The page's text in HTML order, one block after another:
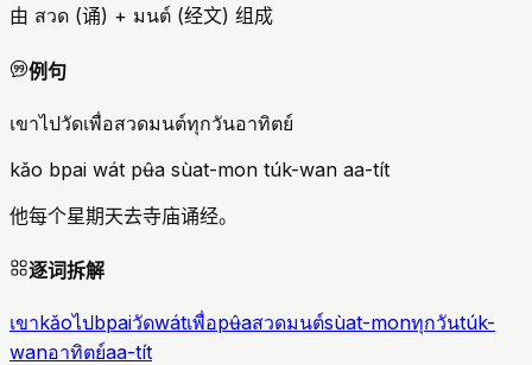
由 สวด (诵) + มนต์ (经文) 组成
例句
เขาไปวัดเพื่อสวดมนต์ทุกวันอาทิตย์
kǎo bpai wát pʉ̂a sùat-mon túk-wan aa-tít
他每个星期天去寺庙诵经。
逐词拆解
เขาkǎoไปbpaiวัดwátเพื่อpʉ̂aสวดมนต์sùat-monทุกวันtúk-
wanอาทิตย์aa-tít